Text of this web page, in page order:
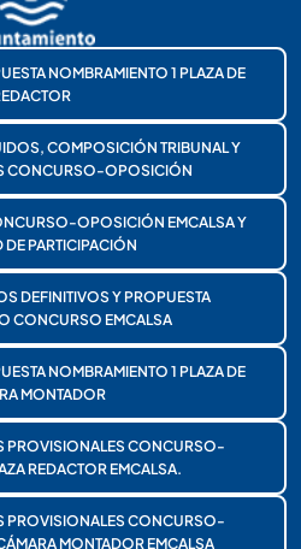
NOMBRAMIENTO 1 PLAZA DE
COMPOSICIÓN TRIBUNAL Y
CONCURSO-OPOSICIÓN
OPOSICIÓN EMCALSA Y
DE PARTICIPACIÓN
DEFINITIVOS Y PROPUESTA
CONCURSO EMCALSA
NOMBRAMIENTO 1 PLAZA DE
MONTADOR
PROVISIONALES CONCURSO-
REDACTOR EMCALSA.
PROVISIONALES CONCURSO-
MONTADOR EMCALSA